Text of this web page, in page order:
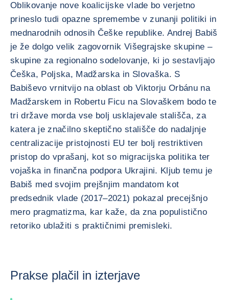
Oblikovanje nove koalicijske vlade bo verjetno
prineslo tudi opazne spremembe v zunanji politiki in
mednarodnih odnosih Češke republike. Andrej Babiš
je že dolgo velik zagovornik Višegrajske skupine –
skupine za regionalno sodelovanje, ki jo sestavljajo
Češka, Poljska, Madžarska in Slovaška. S
Babiševo vrnitvijo na oblast ob Viktorju Orbánu na
Madžarskem in Robertu Ficu na Slovaškem bodo te
tri države morda vse bolj usklajevale stališča, za
katera je značilno skeptično stališče do nadaljnje
centralizacije pristojnosti EU ter bolj restriktiven
pristop do vprašanj, kot so migracijska politika ter
vojaška in finančna podpora Ukrajini. Kljub temu je
Babiš med svojim prejšnjim mandatom kot
predsednik vlade (2017–2021) pokazal precejšnjo
mero pragmatizma, kar kaže, da zna populistično
retoriko ublažiti s praktičnimi premisleki.
Prakse plačil in izterjave